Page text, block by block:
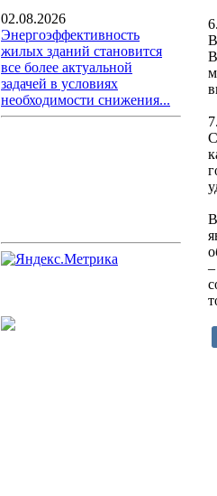
02.08.2026
Энергоэффективность
жилых зданий становится
все более актуальной
задачей в условиях
необходимости снижения...